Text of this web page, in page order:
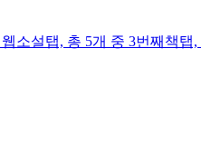
웹소설탭, 총 5개 중 3번째 책탭,